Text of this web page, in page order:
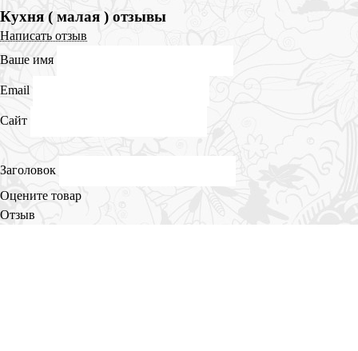
Кухня ( малая ) отзывы
Написать отзыв
Ваше имя
Email
Сайт
Заголовок
Оцените товар
Отзыв